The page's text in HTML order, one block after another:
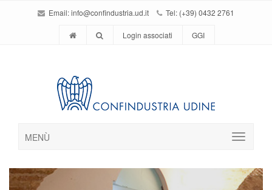
Email:info@confindustria.ud.it Tel: (+39) 0432 2761
Login associati GGI
MENÙ